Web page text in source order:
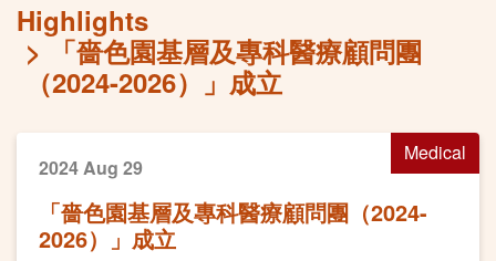
Highlights
「嗇色園基層及專科醫療顧問團
（2024-2026）」成立
Medical
2024 Aug 29
「嗇色園基層及專科醫療顧問團（2024-
2026）」成立